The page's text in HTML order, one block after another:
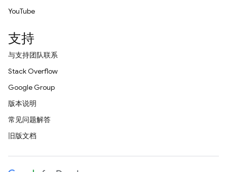
YouTube
支持
与支持团队联系
Stack Overflow
Google Group
版本说明
常见问题解答
旧版文档